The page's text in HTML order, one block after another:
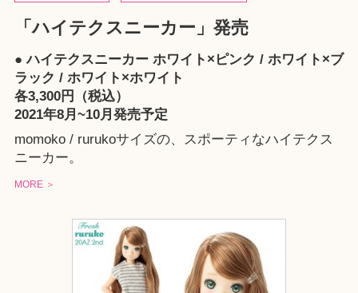
「ハイテクスニーカー」発売
● ハイテクスニーカー ホワイト×ピンク / ホワイト×ブ
ラック / ホワイト×ホワイト
各3,300円（税込）
2021年8月~10月発売予定
momoko / rurukoサイズの、スポーティなハイテクス
ニーカー。
MORE ＞